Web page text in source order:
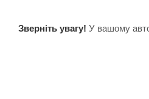
Зверніть увагу! У вашому